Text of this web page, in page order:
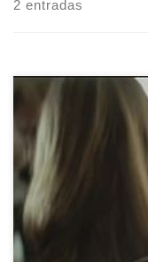
2 entradas
Es noviembre, el mes
pantalla empiezan a
más típicos en estas
celebraciones de
comercial del Sorteo